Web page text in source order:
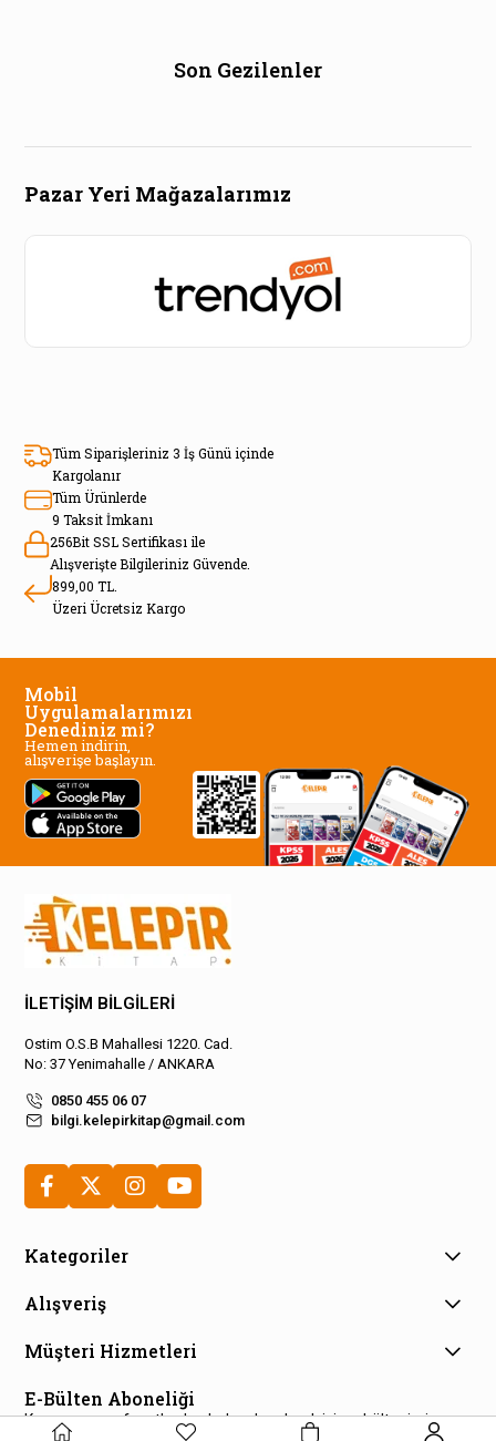
Son Gezilenler
Pazar Yeri Mağazalarımız
Tüm Siparişleriniz 3 İş Günü içinde
Kargolanır
Tüm Ürünlerde
9 Taksit İmkanı
256Bit SSL Sertifikası ile
Alışverişte Bilgileriniz Güvende.
899,00 TL.
Üzeri Ücretsiz Kargo
Mobil
Uygulamalarımızı
Denediniz mi?
Hemen indirin,
alışverişe başlayın.
İLETİŞİM BİLGİLERİ
Ostim O.S.B Mahallesi 1220. Cad.
No: 37 Yenimahalle / ANKARA
0850 455 06 07
bilgi.kelepirkitap@gmail.com
Kategoriler
Alışveriş
Müşteri Hizmetleri
E-Bülten Aboneliği
Kampanya ve fırsatlardan haberdar olmak için e-bültenimize